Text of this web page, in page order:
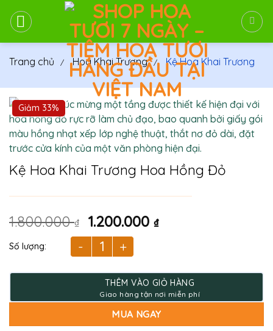
qua
Trang chủ
Hoa Khai Trương Kệ Hoa Khai Trương
Giảm 33%
Kệ Hoa Khai Trương Hoa Hồng Đỏ
1.800.000₫
Giá
gốc
là:
1.200.000₫Giá
1.200.000 ₫.
Kệ Hoa Khai Trương Hoa Hồng Đỏ số lượng
THÊM VÀO GIỎ HÀNG
MUA NGAY